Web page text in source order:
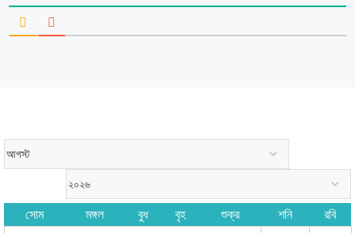
সোম মঙ্গল বুধ বৃহ শুক্র শনি রবি